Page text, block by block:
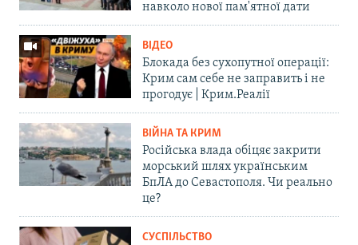
навколо нової пам'ятної дати
ВІДЕО
Блокада без сухопутної операції:
Крим сам себе не заправить і не
прогодує | Крим.Реалії
ВІЙНА ТА КРИМ
Російська влада обіцяє закрити
морський шлях українським
БпЛА до Севастополя. Чи реально
це?
СУСПІЛЬСТВО